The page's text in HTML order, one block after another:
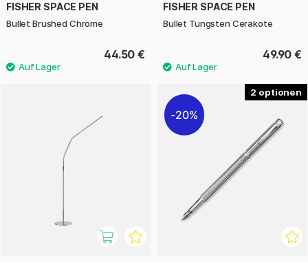
FISHER SPACE PEN
Bullet Brushed Chrome
44.50 €
FISHER SPACE PEN
Bullet Tungsten Cerakote
49.90 €
2
20%